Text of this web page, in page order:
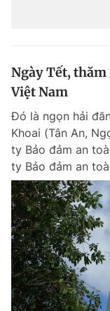
Ngày Tết,
Việt Nam
Đó là ngọn hải
Khoai (Tân An,
ty Bảo đảm an
ty Bảo đảm an